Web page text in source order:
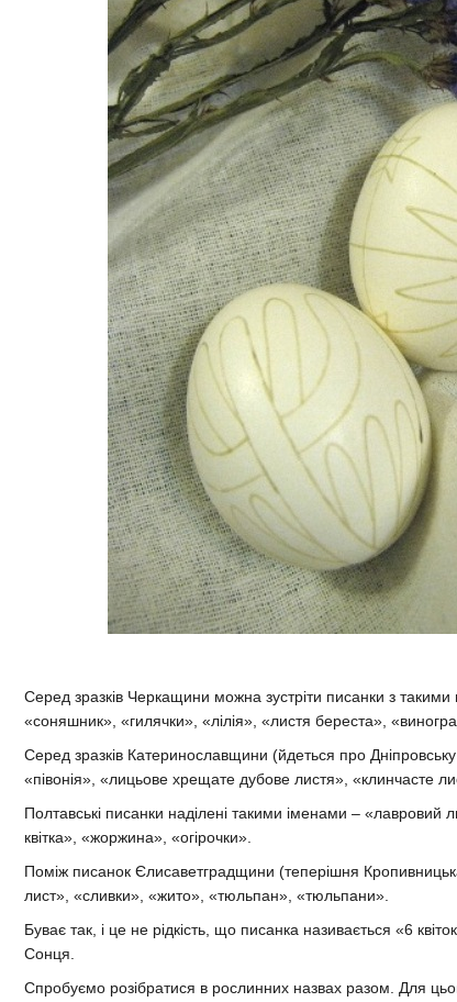
Серед зразків Черкащини можна зустріти писанки з
«соняшник», «гилячки», «лілія», «листя береста»,
Серед зразків Катеринославщини (йдеться про Дніпровську
«півонія», «лицьове хрещате дубове листя», «клинчасте
Полтавські писанки наділені такими іменами – «лавровий
квітка», «жоржина», «огірочки».
Поміж писанок Єлисаветградщини (теперішня
лист», «сливки», «жито», «тюльпан», «тюльпани».
Буває так, і це не рідкість, що писанка називається «6
Сонця.
Спробуємо розібратися в рослинних назвах разом. Для